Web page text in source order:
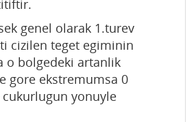
genel olarak 1.turev
cizilen teget egiminin
o bolgedeki artanlik
gore ekstremumsa 0
yonuyle